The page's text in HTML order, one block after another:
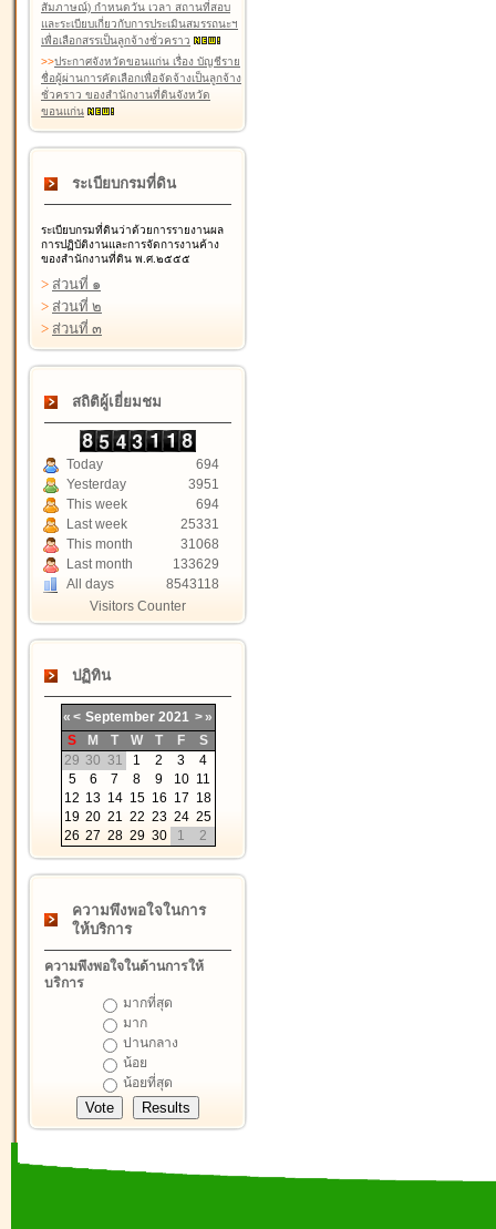
สัมภาษณ์) กำหนดวัน เวลา สถานที่สอบ
และระเบียบเกี่ยวกับการประเมินสมรรถนะฯ
เพื่อเลือกสรรเป็นลูกจ้างชั่วคราว
>>ประกาศจังหวัดขอนแก่น เรื่อง บัญชีราย
ชื่อผู้ผ่านการคัดเลือกเพื่อจัดจ้างเป็นลูกจ้าง
ชั่วคราว ของสำนักงานที่ดินจังหวัด
ขอนแก่น
ระเบียบกรมที่ดิน
ระเบียบกรมที่ดินว่าด้วยการรายงานผล
การปฏิบัติงานและการจัดการงานค้าง
ของสำนักงานที่ดิน พ.ศ.๒๕๕๕
> ส่วนที่ ๑
> ส่วนที่ ๒
> ส่วนที่ ๓
สถิติผู้เยี่ยมชม
Today
694
Yesterday
3951
This week
694
Last week
25331
This month
31068
Last month
133629
All days
8543118
Visitors Counter
ปฏิทิน
« < September 2021 >»
S
M T W T F
S
29 30 31 1 2 3
4
5
6 7 8 9 10 11
12 13 14 15 16 17 18
19 20 21 22 23 24 25
26 27 28 29 30 1 2
ความพึงพอใจในการ
ให้บริการ
ความพึงพอใจในด้านการให้
บริการ
มากที่สุด
มาก
ปานกลาง
น้อย
น้อยที่สุด